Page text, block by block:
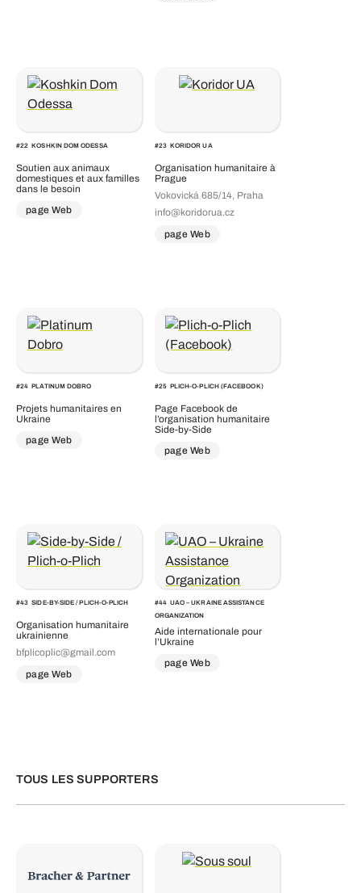
#22 KOSHKIN DOM ODESSA
Soutien aux animaux
domestiques et aux familles
dans le besoin
page Web
#23 KORIDOR UA
Organisation humanitaire à
Prague
Vokovická 685/14, Praha
info@koridorua.cz
page Web
#24 PLATINUM DOBRO
Projets humanitaires en
Ukraine
page Web
#25 PLICH-O-PLICH (FACEBOOK)
Page Facebook de
l’organisation humanitaire
Side-by-Side
page Web
#43 SIDE-BY-SIDE / PLICH-O-PLICH
Organisation humanitaire
ukrainienne
bfplicoplic@gmail.com
page Web
#44 UAO – UKRAINE ASSISTANCE
ORGANIZATION
Aide internationale pour
l’Ukraine
page Web
TOUS LES SUPPORTERS